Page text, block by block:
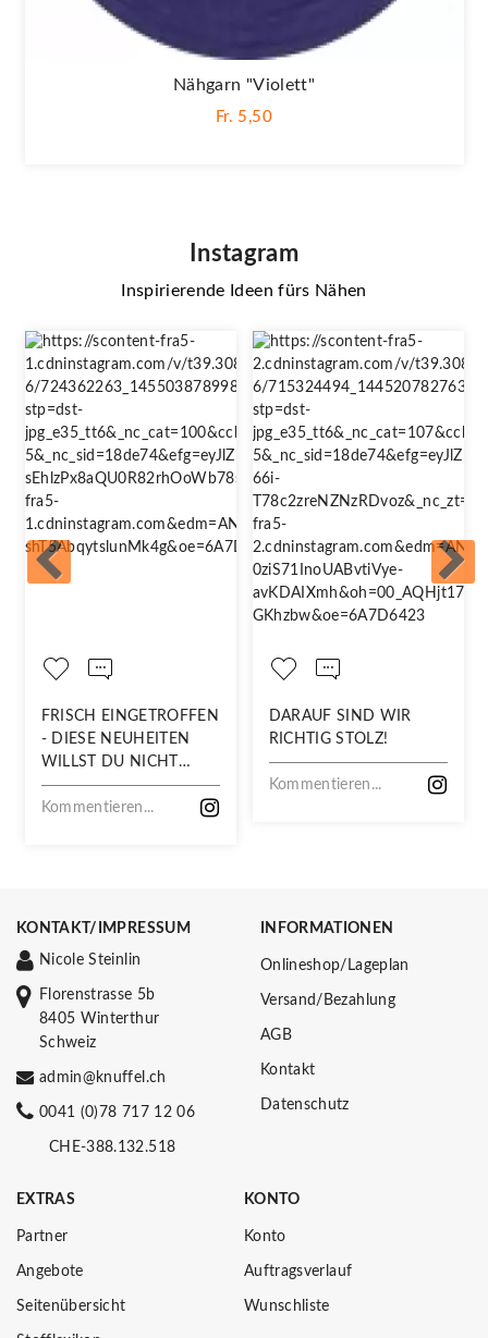
Nähgarn "violett"
Fr. 5,50
Instagram
Inspirierende Ideen fürs Nähen
FRISCH EINGETROFFEN
- DIESE NEUHEITEN
WILLST DU NICHT
VERPASSEN!
Kommentieren...
DARAUF SIND WIR
RICHTIG STOLZ!
Kommentieren...
KONTAKT/IMPRESSUM
Nicole Steinlin
Florenstrasse 5b
8405 Winterthur
Schweiz
admin@knuffel.ch
0041 (0)78 717 12 06
CHE-388.132.518
INFORMATIONEN
Onlineshop/Lageplan
Versand/Bezahlung
AGB
Kontakt
Datenschutz
EXTRAS
Partner
Angebote
Seitenübersicht
KONTO
Konto
Auftragsverlauf
Wunschliste